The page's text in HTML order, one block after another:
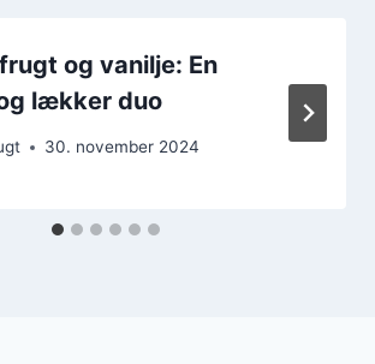
og vanilje: En
lækker duo
30. november 2024